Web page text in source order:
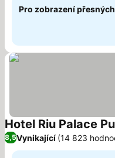
Pro zobrazení
Hotel Riu Palace
8,5Vynikající (14 823